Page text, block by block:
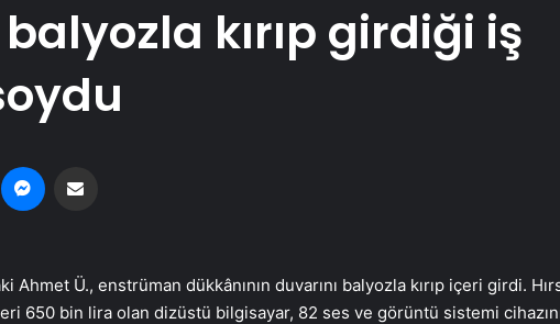
balyozla kırıp girdiği iş
Tumblr
Ahmet Ü., enstrüman dükkânının duvarını balyozla kırıp içeri girdi.
650 bin lira olan dizüstü bilgisayar, 82 ses ve görüntü sistemi